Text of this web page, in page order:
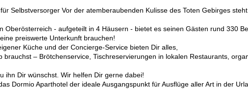
Selbstversorger Vor der atemberaubenden Kulisse des Toten Gebirges
Oberösterreich - aufgeteilt in 4 Häusern - bietet es seinen Gästen rund 330
preiswerte Unterkunft brauchen!
Küche und der Concierge-Service bieten Dir alles,
brauchst – Brötchenservice, Tischreservierungen in lokalen Restaurants,
ihn Dir wünschst. Wir helfen Dir gerne dabei!
Dormio Aparthotel der ideale Ausgangspunkt für Ausflüge aller Art in der